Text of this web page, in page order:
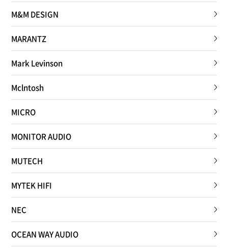
M&M DESIGN
MARANTZ
Mark Levinson
Mclntosh
MICRO
MONITOR AUDIO
MUTECH
MYTEK HIFI
NEC
OCEAN WAY AUDIO